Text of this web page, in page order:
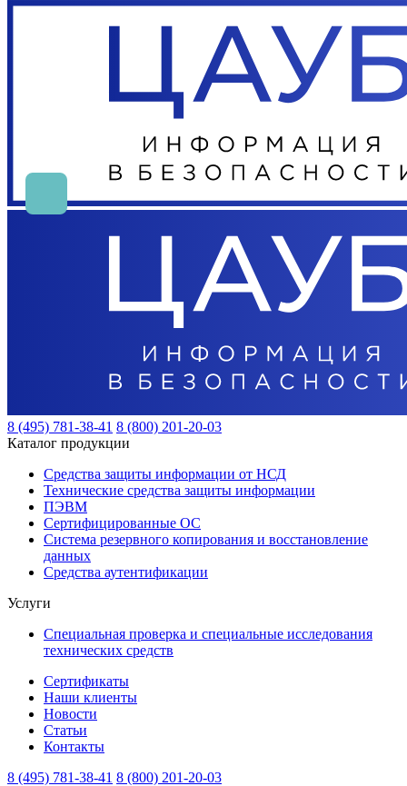
8 (495) 781-38-41 8 (800) 201-20-03
Каталог продукции
Средства защиты информации от НСД
Технические средства защиты информации
ПЭВМ
Сертифицированные ОС
Система резервного копирования и восстановление
данных
Средства аутентификации
Услуги
Специальная проверка и специальные исследования
технических средств
Сертификаты
Наши клиенты
Новости
Статьи
Контакты
8 (495) 781-38-41 8 (800) 201-20-03